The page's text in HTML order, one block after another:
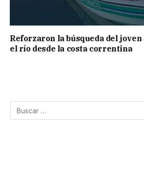
Reforzaron la búsqueda del
el río desde la costa correntina